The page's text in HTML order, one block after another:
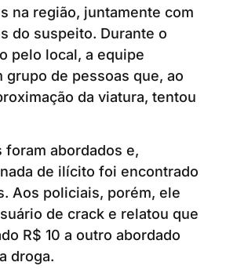
na região, juntamente com
do suspeito. Durante o
pelo local, a equipe
grupo de pessoas que, ao
da viatura, tentou
foram abordados e,
de ilícito foi encontrado
Aos policiais, porém, ele
de crack e relatou que
R$ 10 a outro abordado
droga.